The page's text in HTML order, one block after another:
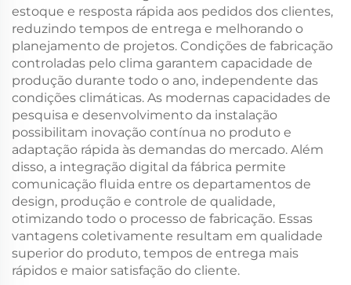
estoque e resposta rápida aos pedidos dos clientes,
reduzindo tempos de entrega e melhorando o
planejamento de projetos. Condições de fabricação
controladas pelo clima garantem capacidade de
produção durante todo o ano, independente das
condições climáticas. As modernas capacidades de
pesquisa e desenvolvimento da instalação
possibilitam inovação contínua no produto e
adaptação rápida às demandas do mercado. Além
disso, a integração digital da fábrica permite
comunicação fluida entre os departamentos de
design, produção e controle de qualidade,
otimizando todo o processo de fabricação. Essas
vantagens coletivamente resultam em qualidade
superior do produto, tempos de entrega mais
rápidos e maior satisfação do cliente.